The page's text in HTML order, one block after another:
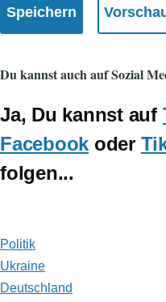
Du kannst auch auf Sozial
Ja, Du kannst auf
Facebookoder
folgen...
Politik
Ukraine
Deutschland